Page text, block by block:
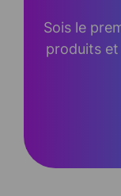
Sois le
produits et